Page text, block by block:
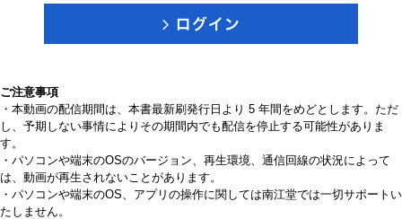
ご注意事項
・本動画の配信期間は、本書最新刷発行日より 5 年間をめどとします。ただ
し、予期しない事情によりその期間内でも配信を停止する可能性がありま
す。
・パソコンや端末のOSのバージョン、再生環境、通信回線の状況によって
は、動画が再生されないことがあります。
・パソコンや端末のOS、アプリの操作に関しては南江堂では一切サポートい
たしません。